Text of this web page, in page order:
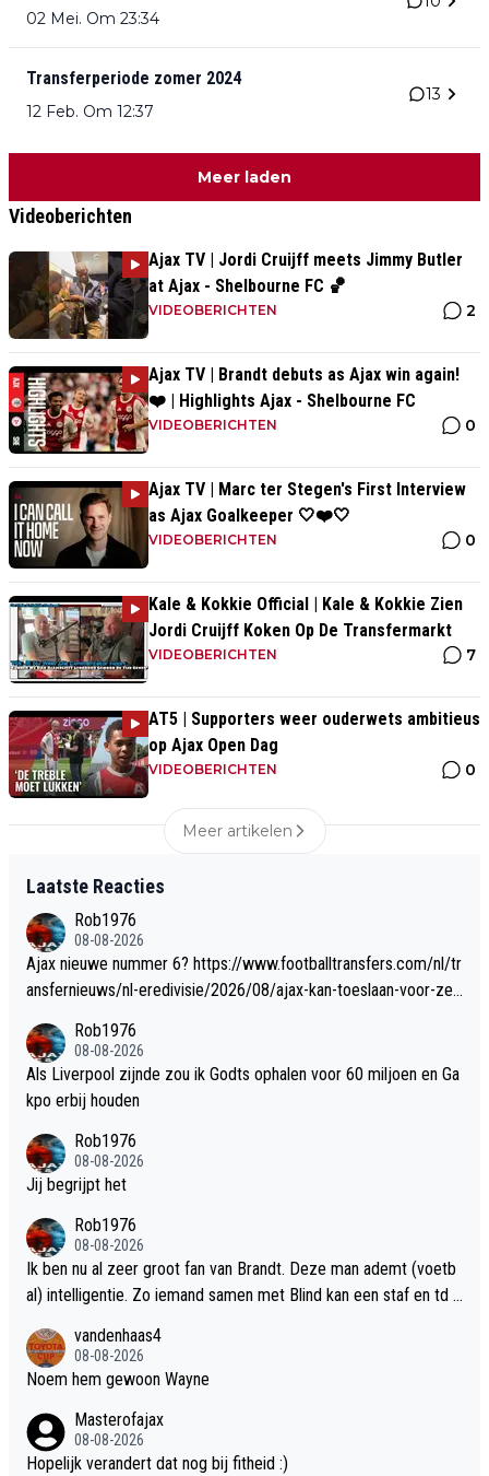
02 Mei. Om 23:34
Transferperiode zomer 2024
12 Feb. Om 12:37
13
Meer laden
Videoberichten
Ajax TV | Jordi Cruijff meets Jimmy Butler
at Ajax - Shelbourne FC 🏀
VIDEOBERICHTEN 2
Ajax TV | Brandt debuts as Ajax win again!
❤️ | Highlights Ajax - Shelbourne FC
VIDEOBERICHTEN 0
Ajax TV | Marc ter Stegen's First Interview
as Ajax Goalkeeper 🤍❤️🤍
VIDEOBERICHTEN 0
Kale & Kokkie Official | Kale & Kokkie Zien
Jordi Cruijff Koken Op De Transfermarkt
VIDEOBERICHTEN 7
AT5 | Supporters weer ouderwets ambitieus
op Ajax Open Dag
VIDEOBERICHTEN 0
Meer artikelen
Laatste Reacties
Rob1976
08-08-2026
Ajax nieuwe nummer 6? https://www.footballtransfers.com/nl/tr
ansfernieuws/nl-eredivisie/2026/08/ajax-kan-toeslaan-voor-zes
Rob1976
08-08-2026
Als Liverpool zijnde zou ik Godts ophalen voor 60 miljoen en Ga
kpo erbij houden
Rob1976
08-08-2026
Jij begrijpt het
Rob1976
08-08-2026
Ik ben nu al zeer groot fan van Brandt. Deze man ademt (voetb
al) intelligentie. Zo iemand samen met Blind kan een staf en td e
en qua spelers en nieuw te halen spelers. Daarnaast in het veld
een spil in het web wat we jaren hebben gemist, eindelijk weer
vandenhaas4
08-08-2026
Noem hem gewoon Wayne
Masterofajax
08-08-2026
Hopelijk verandert dat nog bij fitheid :)